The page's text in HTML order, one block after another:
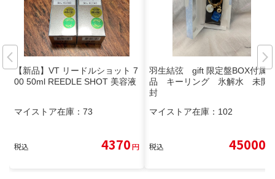
【新品】VT リードルショット 7
00 50ml REEDLE SHOT 美容液
マイストア在庫： 73
税込 4370円
羽生結弦 gift 限定盤BOX付属
品 キーリング 氷解水 未開
封
マイストア在庫： 102
税込 45000